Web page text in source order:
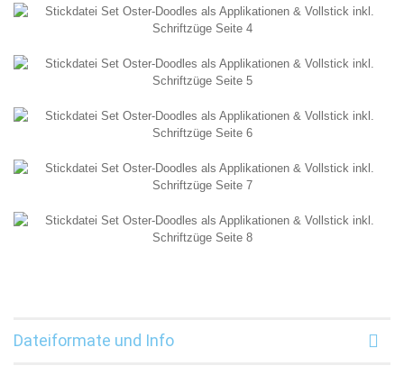
Dateiformate und Info